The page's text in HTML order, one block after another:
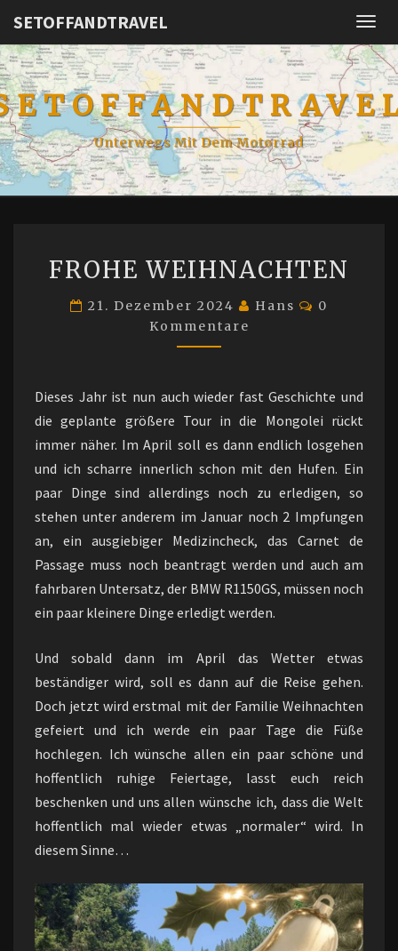
SETOFFANDTRAVEL
Unterwegs Mit Dem Motorrad
WEIHNACHTEN
FROHE WEIHNACHTEN
21. Dezember 2024 Hans
0
Kommentare
Dieses Jahr ist nun auch wieder fast Geschichte und
die geplante größere Tour in die Mongolei rückt
immer näher. Im April soll es dann endlich losgehen
und ich scharre innerlich schon mit den Hufen. Ein
paar Dinge sind allerdings noch zu erledigen, so
stehen unter anderem im Januar noch 2 Impfungen
an, ein ausgiebiger Medizincheck, das Carnet de
Passage muss noch beantragt werden und auch am
fahrbaren Untersatz, der BMW R1150GS, müssen noch
ein paar kleinere Dinge erledigt werden.
Und sobald dann im April das Wetter etwas
beständiger wird, soll es dann auf die Reise gehen.
Doch jetzt wird erstmal mit der Familie Weihnachten
gefeiert und ich werde ein paar Tage die Füße
hochlegen. Ich wünsche allen ein paar schöne und
hoffentlich ruhige Feiertage, lasst euch reich
beschenken und uns allen wünsche ich, dass die Welt
hoffentlich mal wieder etwas „normaler“ wird. In
diesem Sinne…